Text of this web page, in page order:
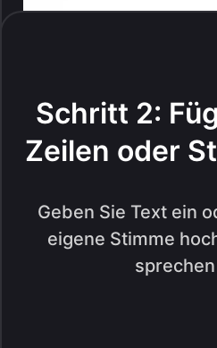
Schritt 2:
Zeilen oder
Geben Sie Text ein
eigene Stimme